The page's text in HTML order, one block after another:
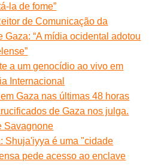
la de fome”
de Comunicação da
Gaza: “A mídia ocidental adotou
a um genocídio ao vivo em
Internacional
Gaza nas últimas 48 horas
de Gaza nos julga.
Savagnone
Shuja'iyya é uma "cidade
pede acesso ao enclave